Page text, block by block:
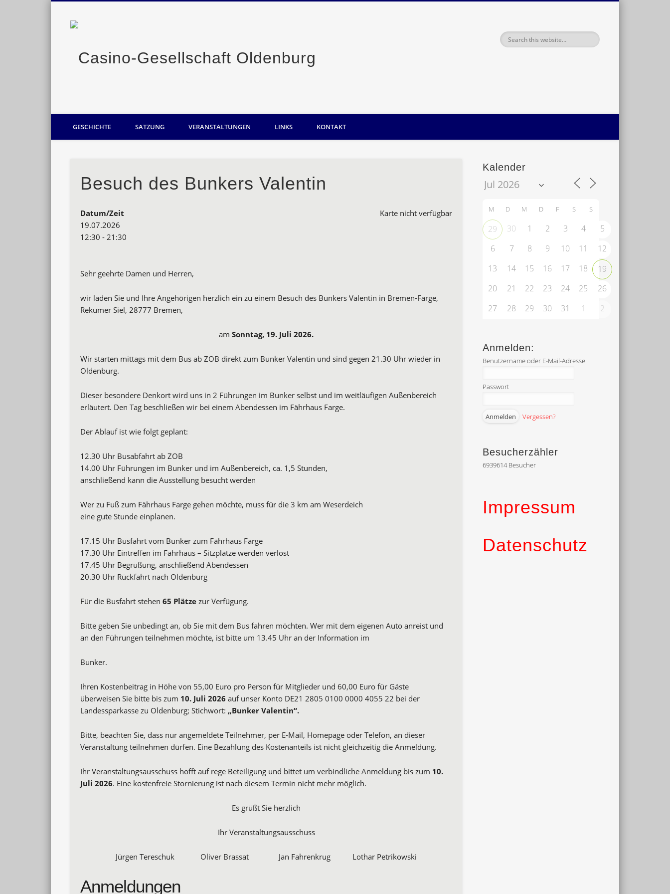
Casino-Gesellschaft Oldenburg
GESCHICHTE SATZUNG VERANSTALTUNGEN LINKS KONTAKT
Besuch des Bunkers Valentin
Karte nicht verfügbar
Datum/Zeit
19.07.2026
12:30 - 21:30
Sehr geehrte Damen und Herren,
wir laden Sie und Ihre Angehörigen herzlich ein zu einem Besuch des Bunkers Valentin in Bremen-Farge,
Rekumer Siel, 28777 Bremen,
amSonntag, 19. Juli 2026.
Wir starten mittags mit dem Bus ab ZOB direkt zum Bunker Valentin und sind gegen 21.30 Uhr wieder in
Oldenburg.
Dieser besondere Denkort wird uns in 2 Führungen im Bunker selbst und im weitläufigen Außenbereich
erläutert. Den Tag beschließen wir bei einem Abendessen im Fährhaus Farge.
Der Ablauf ist wie folgt geplant:
12.30 Uhr Busabfahrt ab ZOB
14.00 Uhr Führungen im Bunker und im Außenbereich, ca. 1,5 Stunden,
anschließend kann die Ausstellung besucht werden
Wer zu Fuß zum Fährhaus Farge gehen möchte, muss für die 3 km am Weserdeich
eine gute Stunde einplanen.
17.15 Uhr Busfahrt vom Bunker zum Fährhaus Farge
17.30 Uhr Eintreffen im Fährhaus – Sitzplätze werden verlost
17.45 Uhr Begrüßung, anschließend Abendessen
20.30 Uhr Rückfahrt nach Oldenburg
Für die Busfahrt stehen 65 Plätzezur Verfügung.
Bitte geben Sie unbedingt an, ob Sie mit dem Bus fahren möchten. Wer mit dem eigenen Auto anreist und
an den Führungen teilnehmen möchte, ist bitte um 13.45 Uhr an der Information im
Bunker.
Ihren Kostenbeitrag in Höhe von 55,00 Euro pro Person für Mitglieder und 60,00 Euro für Gäste
überweisen Sie bitte bis zum 10. Juli 2026 auf unser Konto DE21 2805 0100 0000 4055 22 bei der
Landessparkasse zu Oldenburg; Stichwort: „Bunker Valentin“.
Bitte, beachten Sie, dass nur angemeldete Teilnehmer, per E-Mail, Homepage oder Telefon, an dieser
Veranstaltung teilnehmen dürfen. Eine Bezahlung des Kostenanteils ist nicht gleichzeitig die Anmeldung.
Ihr Veranstaltungsausschuss hofft auf rege Beteiligung und bittet um verbindliche Anmeldung bis zum 10.
Juli 2026. Eine kostenfreie Stornierung ist nach diesem Termin nicht mehr möglich.
Es grüßt Sie herzlich
Ihr Veranstaltungsausschuss
Jürgen Tereschuk Oliver Brassat Jan Fahrenkrug Lothar Petrikowski
Anmeldungen
Kalender
M D M D F S S
29 30 1 2 3 4
5
6
7 8 9 10 11
12
13
14 15 16 17 18
19
20
21 22 23 24 25
26
27
28 29 30 31 1 2
Anmelden:
Benutzername oder E-Mail-Adresse
Passwort
Vergessen?
Besucherzähler
6939614Besucher
Impressum
Datenschutz